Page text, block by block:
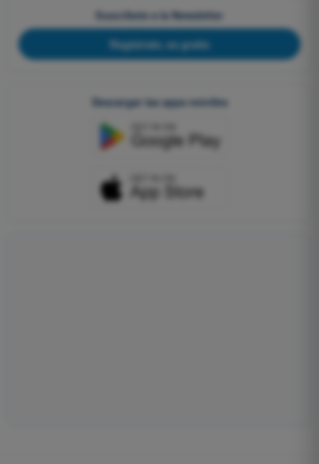
Suscríbete a la Newsletter
Regístrate, es gratis
Descargar las apps móviles